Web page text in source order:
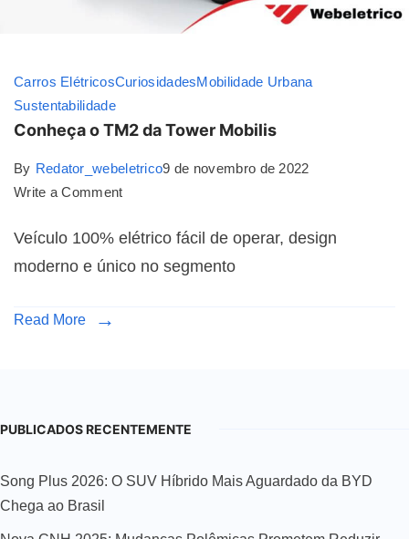
Carros ElétricosCuriosidadesMobilidade Urbana
Sustentabilidade
Conheça o TM2 da Tower Mobilis
By Redator_webeletrico9 de novembro de 2022
Write a Comment
Veículo 100% elétrico fácil de operar, design
moderno e único no segmento
Read More
PUBLICADOS RECENTEMENTE
Song Plus 2026: O SUV Híbrido Mais Aguardado da BYD
Chega ao Brasil